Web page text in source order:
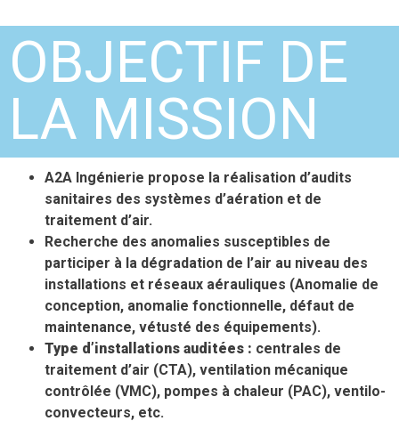
OBJECTIF DE
LA MISSION
A2A Ingénierie propose la réalisation d’audits
sanitaires des systèmes d’aération et de
traitement d’air.
Recherche des anomalies susceptibles de
participer à la dégradation de l’air au niveau des
installations et réseaux aérauliques (Anomalie de
conception, anomalie fonctionnelle, défaut de
maintenance, vétusté des équipements).
Type d’installations auditées : centrales de
traitement d’air (CTA), ventilation mécanique
contrôlée (VMC), pompes à chaleur (PAC), ventilo-
convecteurs, etc.